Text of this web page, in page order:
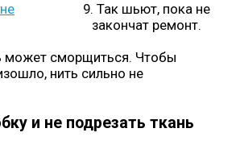
9. Так шьют, пока не
закончат ремонт.
может сморщиться. Чтобы
нить сильно не
и не подрезать ткань